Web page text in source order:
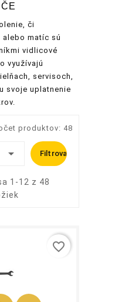
či
matíc sú
vidlicové
využívajú
servisoch,
svoje uplatnenie
produktov: 48
 Filtrovať
1-12 z 48
favorite_border